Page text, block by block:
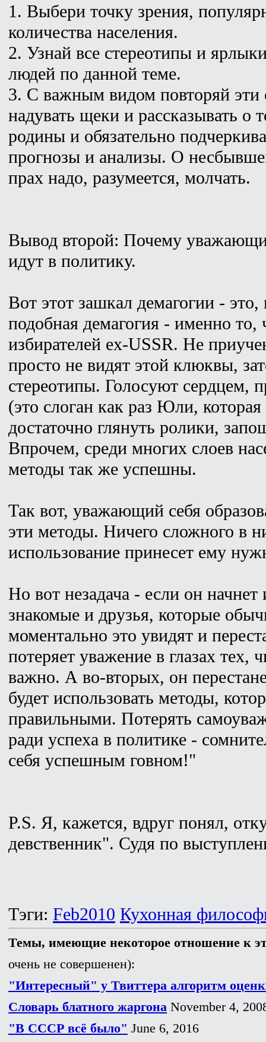
1. Выбери точку зрения,
количества населения.
2. Узнай все стереотипы и
людей по данной теме.
3. С важным видом повторяй эти
надувать щеки и рассказывать о
родины и обязательно
прогнозы и анализы. О
прах надо, разумеется, молчать.
Вывод второй: Почему
идут в политику.
Вот этот зашкал демагогии -
подобная демагогия - именно
избирателей ex-USSR. Не
просто не видят этой клюквы,
стереотипы. Голосуют сердцем,
(это слоган как раз Юли,
достаточно глянуть ролики,
Впрочем, среди многих слоев
методы так же успешны.
Так вот, уважающий себя
эти методы. Ничего сложного в
использование принесет ему
Но вот незадача - если он
знакомые и друзья, которые
моментально это увидят и
потеряет уважение в глазах
важно. А во-вторых, он
будет использовать методы,
правильными. Потерять
ради успеха в политике -
себя успешным говном!"
P.S. Я, кажется, вдруг понял,
девственник". Судя по
Тэги: Feb2010 Кухонная
Темы, имеющие некоторое отношение к
очень не совершенен):
"Интересный" у Твиттера алгоритм
Словарь блатного жаргона November 4,
"В СССР всё было" June 6, 2016